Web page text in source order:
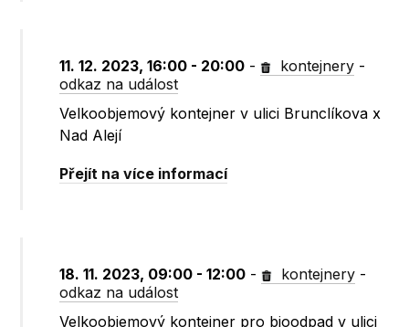
11. 12. 2023, 16:00 - 20:00 - kontejnery -
odkaz na událost
Velkoobjemový kontejner v ulici Brunclíkova x
Nad Alejí
Přejít na více informací
18. 11. 2023, 09:00 - 12:00 - kontejnery -
odkaz na událost
Velkoobjemový kontejner pro bioodpad v ulici